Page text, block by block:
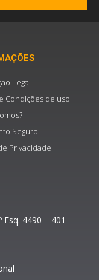
Legal
Condições de uso
Seguro
Privacidade
Esq. 4490 – 401